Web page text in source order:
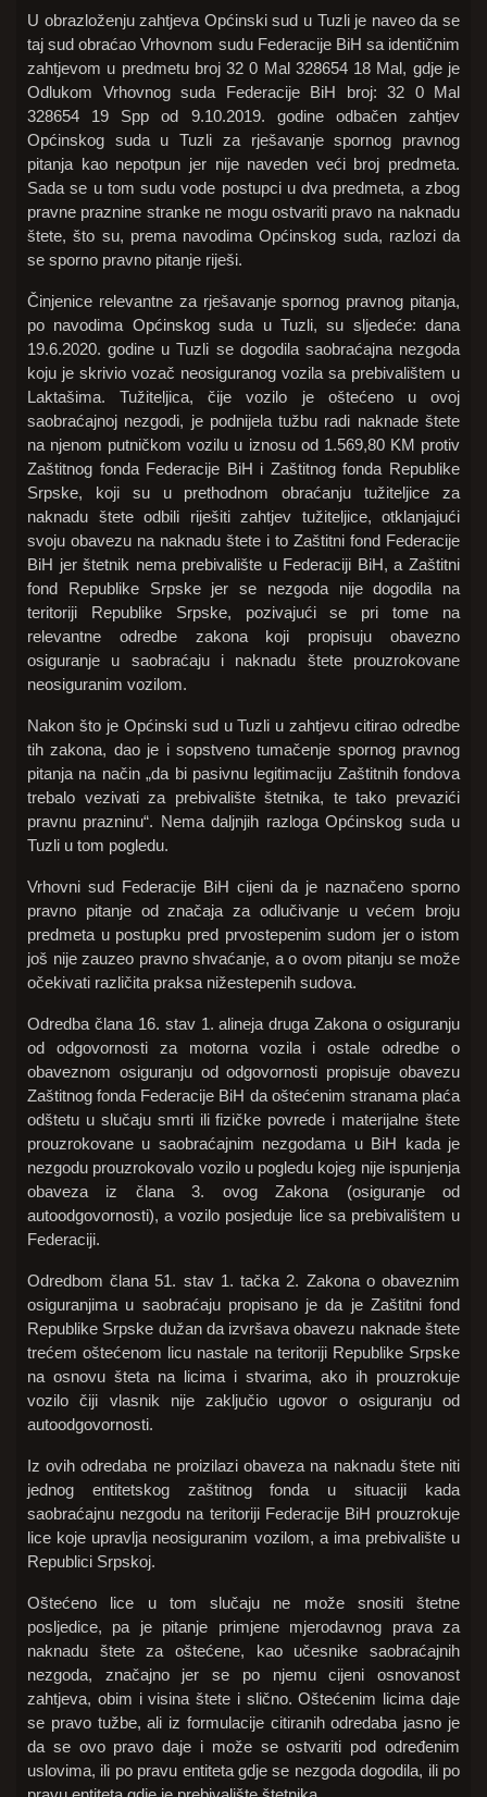
U obrazloženju zahtjeva Općinski sud u Tuzli je naveo da se
taj sud obraćao Vrhovnom sudu Federacije BiH sa identičnim
zahtjevom u predmetu broj 32 0 Mal 328654 18 Mal, gdje je
Odlukom Vrhovnog suda Federacije BiH broj: 32 0 Mal
328654 19 Spp od 9.10.2019. godine odbačen zahtjev
Općinskog suda u Tuzli za rješavanje spornog pravnog
pitanja kao nepotpun jer nije naveden veći broj predmeta.
Sada se u tom sudu vode postupci u dva predmeta, a zbog
pravne praznine stranke ne mogu ostvariti pravo na naknadu
štete, što su, prema navodima Općinskog suda, razlozi da
se sporno pravno pitanje riješi.
Činjenice relevantne za rješavanje spornog pravnog pitanja,
po navodima Općinskog suda u Tuzli, su sljedeće: dana
19.6.2020. godine u Tuzli se dogodila saobraćajna nezgoda
koju je skrivio vozač neosiguranog vozila sa prebivalištem u
Laktašima. Tužiteljica, čije vozilo je oštećeno u ovoj
saobraćajnoj nezgodi, je podnijela tužbu radi naknade štete
na njenom putničkom vozilu u iznosu od 1.569,80 KM protiv
Zaštitnog fonda Federacije BiH i Zaštitnog fonda Republike
Srpske, koji su u prethodnom obraćanju tužiteljice za
naknadu štete odbili riješiti zahtjev tužiteljice, otklanjajući
svoju obavezu na naknadu štete i to Zaštitni fond Federacije
BiH jer štetnik nema prebivalište u Federaciji BiH, a Zaštitni
fond Republike Srpske jer se nezgoda nije dogodila na
teritoriji Republike Srpske, pozivajući se pri tome na
relevantne odredbe zakona koji propisuju obavezno
osiguranje u saobraćaju i naknadu štete prouzrokovane
neosiguranim vozilom.
Nakon što je Općinski sud u Tuzli u zahtjevu citirao odredbe
tih zakona, dao je i sopstveno tumačenje spornog pravnog
pitanja na način „da bi pasivnu legitimaciju Zaštitnih fondova
trebalo vezivati za prebivalište štetnika, te tako prevazići
pravnu prazninu“. Nema daljnjih razloga Općinskog suda u
Tuzli u tom pogledu.
Vrhovni sud Federacije BiH cijeni da je naznačeno sporno
pravno pitanje od značaja za odlučivanje u većem broju
predmeta u postupku pred prvostepenim sudom jer o istom
još nije zauzeo pravno shvaćanje, a o ovom pitanju se može
očekivati različita praksa nižestepenih sudova.
Odredba člana 16. stav 1. alineja druga Zakona o osiguranju
od odgovornosti za motorna vozila i ostale odredbe o
obaveznom osiguranju od odgovornosti propisuje obavezu
Zaštitnog fonda Federacije BiH da oštećenim stranama plaća
odštetu u slučaju smrti ili fizičke povrede i materijalne štete
prouzrokovane u saobraćajnim nezgodama u BiH kada je
nezgodu prouzrokovalo vozilo u pogledu kojeg nije ispunjenja
obaveza iz člana 3. ovog Zakona (osiguranje od
autoodgovornosti), a vozilo posjeduje lice sa prebivalištem u
Federaciji.
Odredbom člana 51. stav 1. tačka 2. Zakona o obaveznim
osiguranjima u saobraćaju propisano je da je Zaštitni fond
Republike Srpske dužan da izvršava obavezu naknade štete
trećem oštećenom licu nastale na teritoriji Republike Srpske
na osnovu šteta na licima i stvarima, ako ih prouzrokuje
vozilo čiji vlasnik nije zaključio ugovor o osiguranju od
autoodgovornosti.
Iz ovih odredaba ne proizilazi obaveza na naknadu štete niti
jednog entitetskog zaštitnog fonda u situaciji kada
saobraćajnu nezgodu na teritoriji Federacije BiH prouzrokuje
lice koje upravlja neosiguranim vozilom, a ima prebivalište u
Republici Srpskoj.
Oštećeno lice u tom slučaju ne može snositi štetne
posljedice, pa je pitanje primjene mjerodavnog prava za
naknadu štete za oštećene, kao učesnike saobraćajnih
nezgoda, značajno jer se po njemu cijeni osnovanost
zahtjeva, obim i visina štete i slično. Oštećenim licima daje
se pravo tužbe, ali iz formulacije citiranih odredaba jasno je
da se ovo pravo daje i može se ostvariti pod određenim
uslovima, ili po pravu entiteta gdje se nezgoda dogodila, ili po